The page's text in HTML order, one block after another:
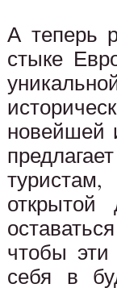
А теперь
стыке
новейшей
чтобы эти
себя в